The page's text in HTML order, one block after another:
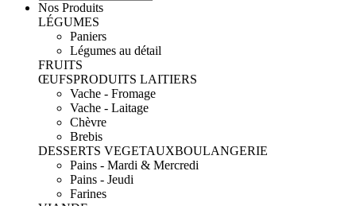
Nos Produits
LÉGUMES
Paniers
Légumes au détail
FRUITS
ŒUFSPRODUITS LAITIERS
Vache - Fromage
Vache - Laitage
Chèvre
Brebis
DESSERTS VEGETAUXBOULANGERIE
Pains - Mardi & Mercredi
Pains - Jeudi
Farines